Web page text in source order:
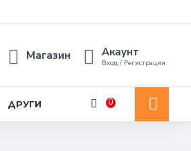
Магазин Акаунт
Вход / Регистрация
ДРУГИ 0